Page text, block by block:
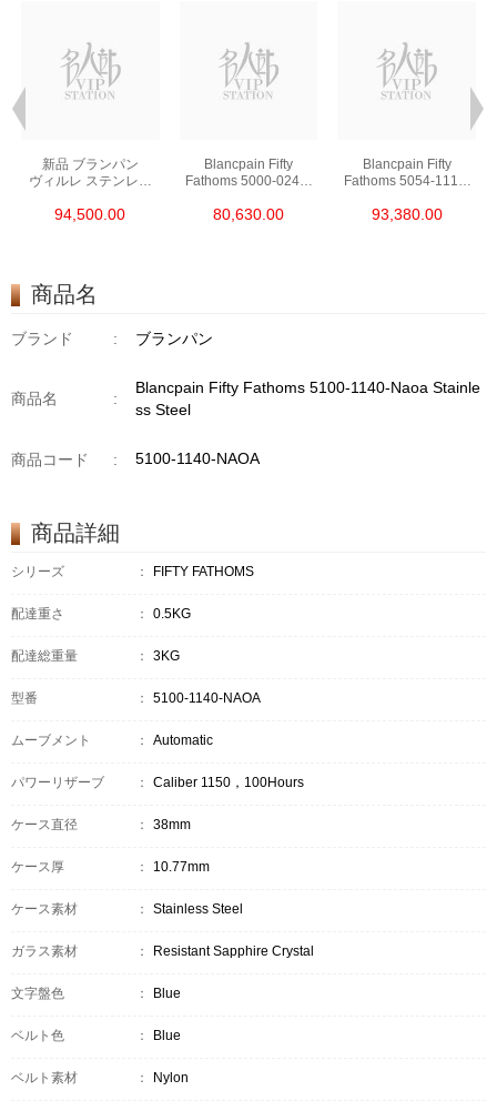
新品 ブランパン
ヴィルレ ステンレス
6654-1127-55b
94,500.00
Blancpain Fifty
Fathoms 5000-0240-
80,630.00
Blancpain Fifty
Fathoms 5054-1110-
93,380.00
商品名
ブランド : ブランパン
商品名 :
Blancpain Fifty Fathoms 5100-1140-Naoa Stainle
ss Steel
商品コード : 5100-1140-NAOA
商品詳細
シリーズ ： FIFTY FATHOMS
配達重さ ： 0.5KG
配達総重量 ： 3KG
型番 ： 5100-1140-NAOA
ムーブメント ： Automatic
パワーリザーブ ： Caliber 1150，100Hours
ケース直径 ： 38mm
ケース厚 ： 10.77mm
ケース素材 ： Stainless Steel
ガラス素材 ： Resistant Sapphire Crystal
文字盤色 ： Blue
ベルト色 ： Blue
ベルト素材 ： Nylon